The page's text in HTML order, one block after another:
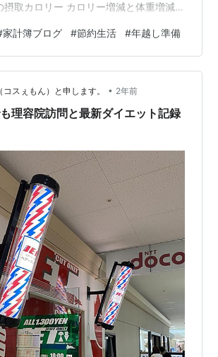
摂取カロリー カロリー増減と体重増減の
す。 体脂肪率の推移 ランキング参加中
加中【公式】2024年開設ブログランキ
ットランキング参加中節約・貯金
家計簿ブログ #節約生活 #年越し準備
スぇもん）と申します。 • 2年前
理容院訪問と最新ダイエット記録